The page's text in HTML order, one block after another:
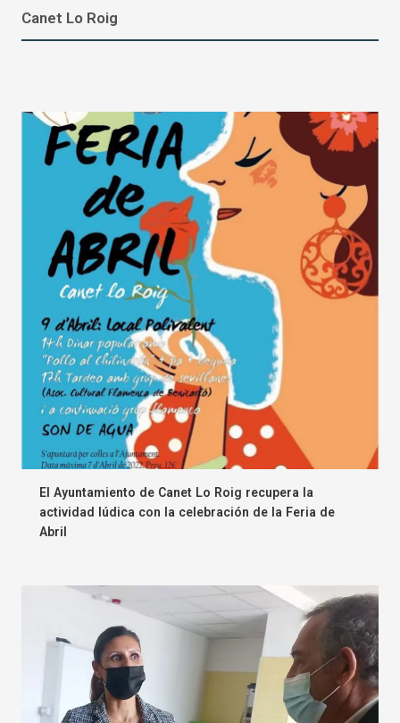
Canet Lo Roig
El Ayuntamiento de Canet Lo Roig recupera la
actividad lúdica con la celebración de la Feria de
Abril